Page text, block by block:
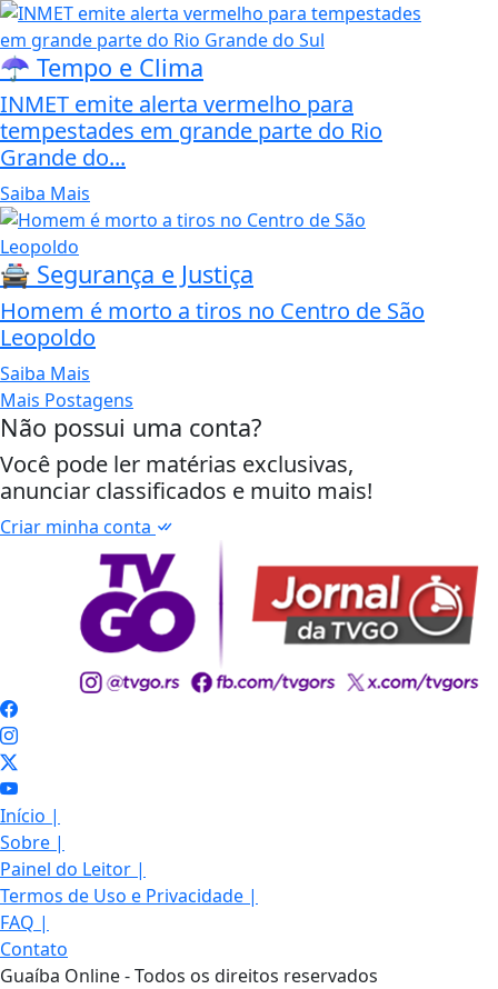
☂️ Tempo e Clima
INMET emite alerta vermelho para
tempestades em grande parte do Rio
Grande do...
Saiba Mais
🚔 Segurança e Justiça
Homem é morto a tiros no Centro de São
Leopoldo
Saiba Mais
Mais Postagens
Não possui uma conta?
Você pode ler matérias exclusivas,
anunciar classificados e muito mais!
Criar minha conta
Início |
Sobre |
Painel do Leitor |
Termos de Uso e Privacidade |
FAQ |
Contato
Guaíba Online - Todos os direitos reservados